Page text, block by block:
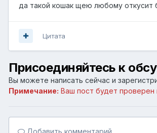
да такой кошак щею любому откусит
Цитата
Присоединяйтесь к
Вы можете написать сейчас и
Примечание: Ваш пост будет
Добавить комментарий...